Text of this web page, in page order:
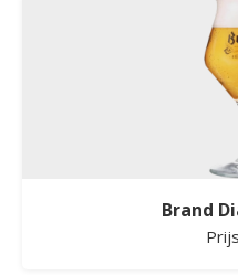
Brand